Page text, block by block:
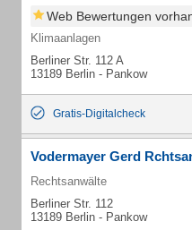
Web Bewertungen
Klimaanlagen
Berliner Str. 112 A
13189 Berlin - Pankow
Gratis-Digitalcheck
Vodermayer Gerd
Rechtsanwälte
Berliner Str. 112
13189 Berlin - Pankow